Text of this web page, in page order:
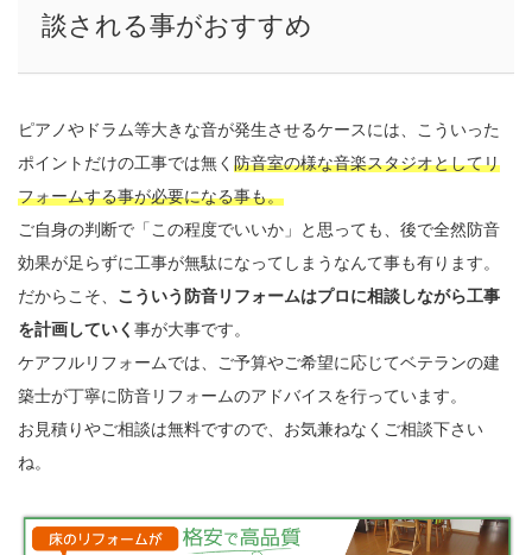
談される事がおすすめ
ピアノやドラム等大きな音が発生させるケースには、こういった
ポイントだけの工事では無く 防音室の様な音楽スタジオとしてリ
フォームする事が必要になる事も。
ご自身の判断で「この程度でいいか」と思っても、後で全然防音
効果が足らずに工事が無駄になってしまうなんて事も有ります。
だからこそ、 こういう防音リフォームはプロに相談しながら工事
を計画していく 事が大事です。
ケアフルリフォームでは、ご予算やご希望に応じてベテランの建
築士が丁寧に防音リフォームのアドバイスを行っています。
お見積りやご相談は無料ですので、お気兼ねなくご相談下さい
ね。